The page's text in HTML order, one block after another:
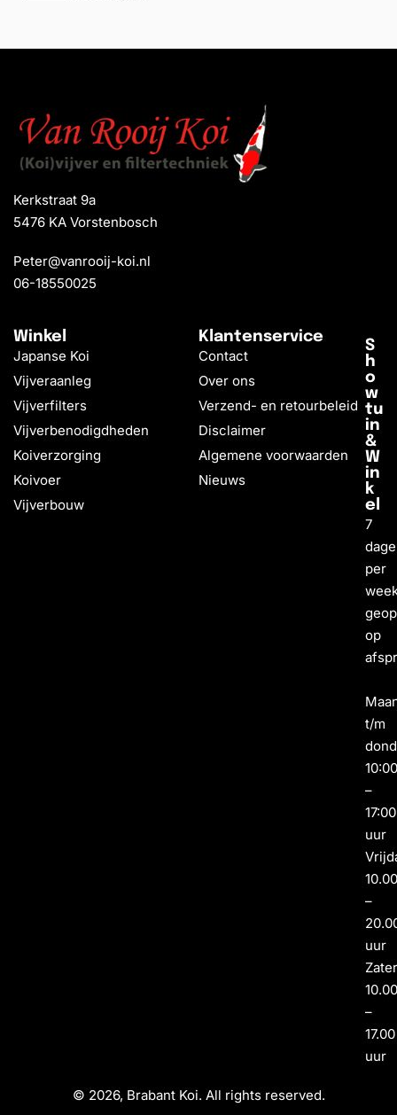
Kerkstraat 9a
5476 KA Vorstenbosch
Peter@vanrooij-koi.nl
06-18550025
Winkel
Japanse Koi
Vijveraanleg
Vijverfilters
Vijverbenodigdheden
Koiverzorging
Koivoer
Vijverbouw
Klantenservice
Contact
Over ons
Verzend- en retourbeleid
Disclaimer
Algemene voorwaarden
Nieuws
S
h
o
w
tu
in
&
W
in
k
el
7
per
op
t/m
–
17:00
uur
–
uur
–
17.00
uur
© 2026, Brabant Koi. All rights reserved.